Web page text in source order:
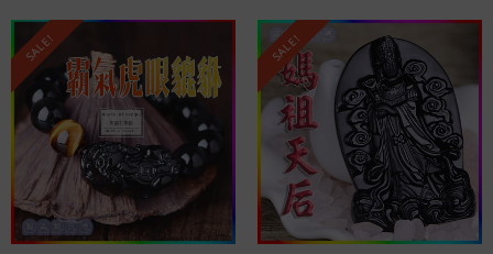
SALE! SALE!